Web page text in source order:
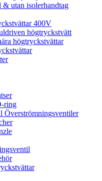
& utan isolerhandtag
400V
högtryckstvätt
högtryckstvättar
ring
Överströmningsventiler